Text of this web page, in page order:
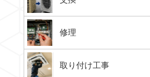
修理
取り付け工事